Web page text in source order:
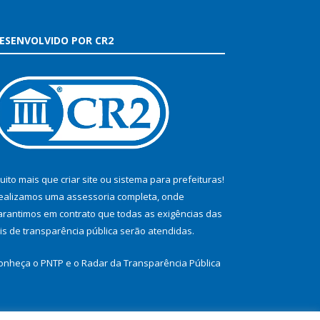
POR CR2
mais que criar site ou sistema para prefeituras!
uma assessoria completa, onde
em contrato que todas as exigências das
de transparência pública serão atendidas.
o PNTP e o Radar da Transparência Pública